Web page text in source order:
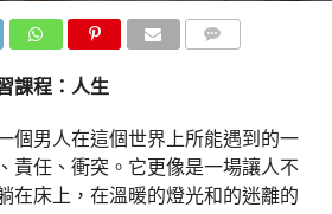
課程：人生
個男人在這個世界上所能遇到的一
責任、衝突。它更像是一場讓人不
在床上，在溫暖的燈光和的迷離的